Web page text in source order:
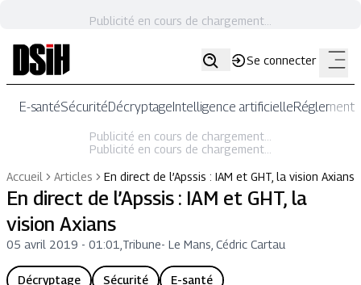
Publicité en cours de chargement...
Se connecter
E-santéSécuritéDécryptageIntelligence artificielle
Publicité en cours de chargement...
Publicité en cours de chargement...
Accueil
Articles En direct de l’Apssis : IAM et GHT, la vision Axians
En direct de l’Apssis : IAM et GHT, la
vision Axians
05 avril 2019 - 01:01 Tribune- Le Mans, Cédric Cartau
Décryptage Sécurité E-santé